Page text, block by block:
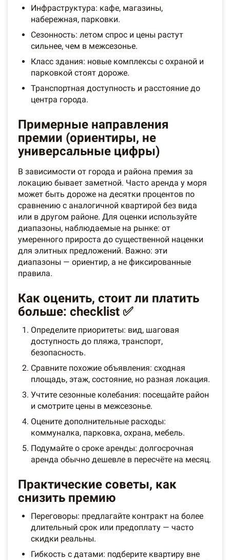
Инфраструктура: кафе, магазины,
набережная, парковки.
Сезонность: летом спрос и цены растут
сильнее, чем в межсезонье.
Класс здания: новые комплексы с охраной и
парковкой стоят дороже.
Транспортная доступность и расстояние до
центра города.
Примерные направления
премии (ориентиры, не
универсальные цифры)
В зависимости от города и района премия за
локацию бывает заметной. Часто аренда у моря
может быть дороже на десятки процентов по
сравнению с аналогичной квартирой без вида
или в другом районе. Для оценки используйте
диапазоны, наблюдаемые на рынке: от
умеренного прироста до существенной наценки
для элитных предложений. Важно: эти
диапазоны — ориентир, а не фиксированные
правила.
Как оценить, стоит ли платить
больше: checklist ✅
Определите приоритеты: вид, шаговая
доступность до пляжа, транспорт,
безопасность.
Сравните похожие объявления: сходная
площадь, этаж, состояние, но разная локация.
Учтите сезонные колебания: посещайте район
и смотрите цены в межсезонье.
Оцените дополнительные расходы:
коммуналка, парковка, охрана, мебель.
Подумайте о сроке аренды: долгосрочная
аренда обычно дешевле в пересчёте на месяц.
Практические советы, как
снизить премию
Переговоры: предлагайте контракт на более
длительный срок или предоплату — часто
скидки реальны.
Гибкость с датами: подберите квартиру вне